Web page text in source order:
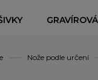
Nože podle určení